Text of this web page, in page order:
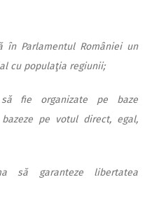
în Parlamentul României un
cu populaţia regiunii;
fie organizate pe baze
pe votul direct, egal,
să garanteze libertatea